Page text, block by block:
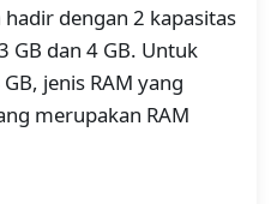
dengan 2 kapasitas
GB dan 4 GB. Untuk
jenis RAM yang
merupakan RAM